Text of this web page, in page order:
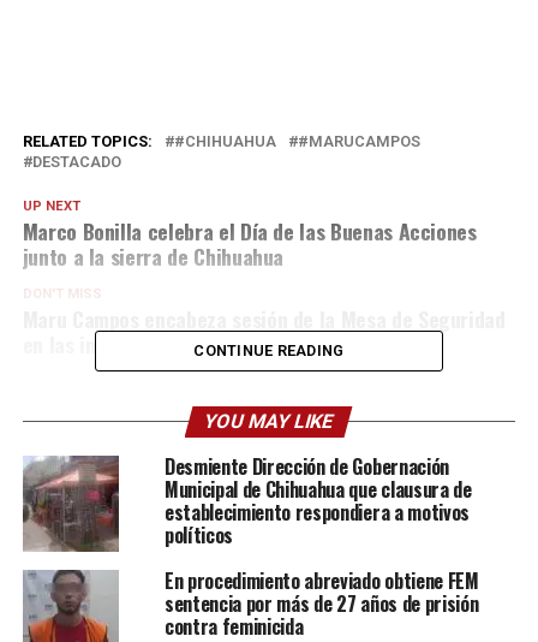
RELATED TOPICS: #CHIHUAHUA
#MARUCAMPOS
DESTACADO
UP NEXT
Marco Bonilla celebra el Día de las Buenas Acciones
junto a la sierra de Chihuahua
DON'T MISS
en las instalaciones de la Guardia Nacional
CONTINUE READING
YOU MAY LIKE
Desmiente Dirección de Gobernación
Municipal de Chihuahua que clausura de
establecimiento respondiera a motivos
políticos
En procedimiento abreviado obtiene FEM
sentencia por más de 27 años de prisión
contra feminicida